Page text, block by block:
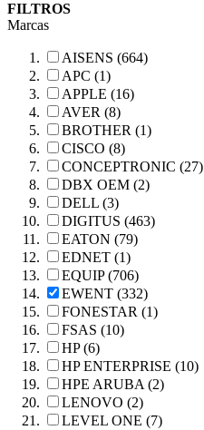
FILTROS
Marcas
AISENS (664)
APC (1)
APPLE (16)
AVER (8)
BROTHER (1)
CISCO (8)
CONCEPTRONIC (27)
DBX OEM (2)
DELL (3)
DIGITUS (463)
EATON (79)
EDNET (1)
EQUIP (706)
EWENT (332)
FONESTAR (1)
FSAS (10)
HP (6)
HP ENTERPRISE (10)
HPE ARUBA (2)
LENOVO (2)
LEVEL ONE (7)